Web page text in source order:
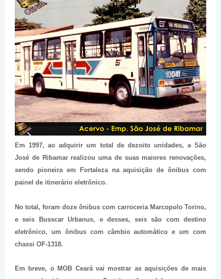
Em 1997, ao adquirir um total de dezoito unidades, a São
José de Ribamar realizou uma de suas maiores renovações,
sendo pioneira em Fortaleza na aquisição de ônibus com
painel de itinerário eletrônico.
No total, foram doze ônibus com carroceria Marcopolo Torino,
e seis Busscar Urbanus, e desses, seis são com destino
eletrônico, um ônibus com câmbio automático e um com
chassi OF-1318.
Em breve, o MOB Ceará vai mostrar as aquisições de mais